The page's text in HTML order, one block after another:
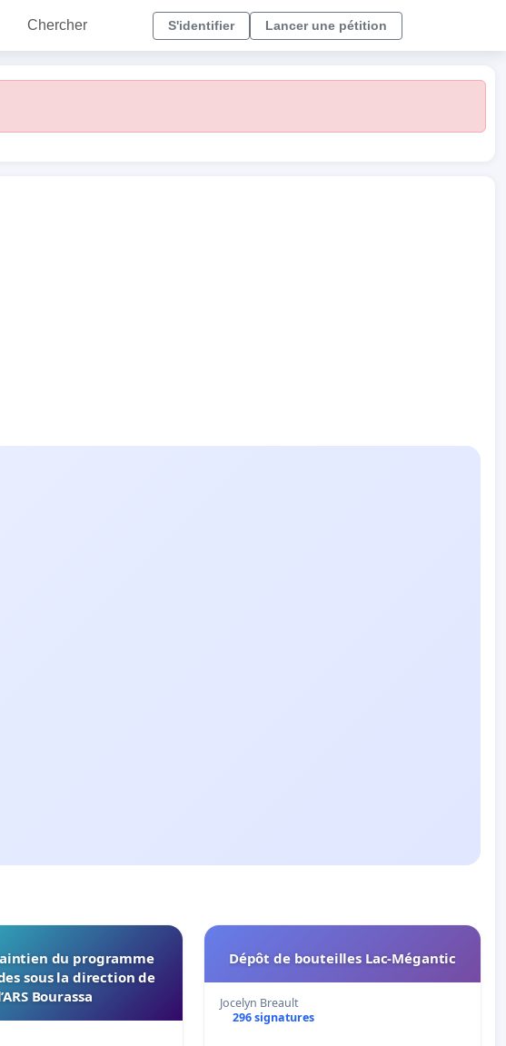
Chercher S'identifier Lancer une pétition
du programme
sous la direction de
Bourassa
Dépôt de bouteilles Lac-Mégantic
Jocelyn Breault
296 signatures